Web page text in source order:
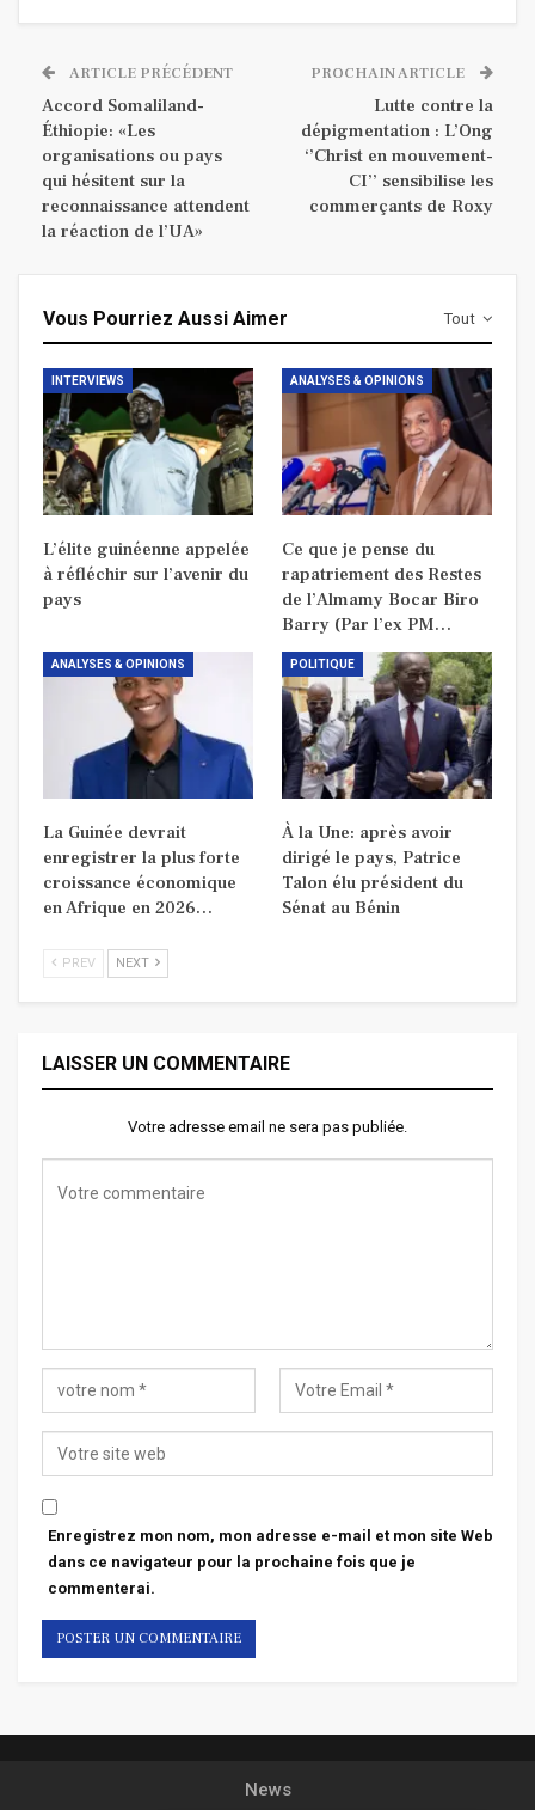
ARTICLE PRÉCÉDENT
Accord Somaliland-
Éthiopie: «Les
organisations ou pays
qui hésitent sur la
reconnaissance attendent
la réaction de l’UA»
PROCHAIN ARTICLE
Lutte contre la
dépigmentation : L’Ong
‘’Christ en mouvement-
CI’’ sensibilise les
commerçants de Roxy
Tout
Vous Pourriez Aussi Aimer
INTERVIEWS
L’élite guinéenne appelée
à réfléchir sur l’avenir du
pays
ANALYSES & OPINIONS
Ce que je pense du
rapatriement des Restes
de l’Almamy Bocar Biro
Barry (Par l’ex PM…
ANALYSES & OPINIONS
La Guinée devrait
enregistrer la plus forte
croissance économique
en Afrique en 2026…
POLITIQUE
À la Une: après avoir
dirigé le pays, Patrice
Talon élu président du
Sénat au Bénin
PREV NEXT
LAISSER UN COMMENTAIRE
Votre adresse email ne sera pas publiée.
Enregistrez mon nom, mon adresse e-mail et mon site Web
dans ce navigateur pour la prochaine fois que je
commenterai.
News